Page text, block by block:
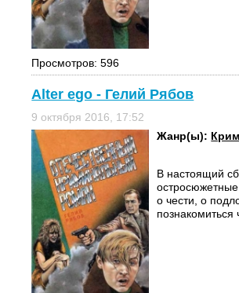
Просмотров: 596
Alter ego - Гелий Рябов
9 октября 2016, 17:52
Жанр(ы):
В настоящий
о чести, о
познакомиться